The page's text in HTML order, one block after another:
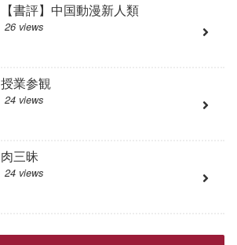
【書評】中国動漫新人類
26 views
授業参観
24 views
肉三昧
24 views